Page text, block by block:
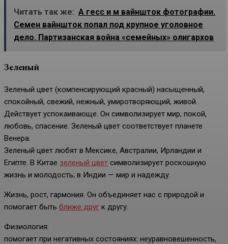
Читать так же: А гесс и м вайншток фотографии.
Семен вайншток попал под крупное уголовное
дело. Партизанская война «семейных» олигархов
Зеленый
Зеленый цвет (компенсирующий красный) насыщенный,
спокойный, свежий, нежный, умиротворяющий, живой.
Действует успокаивающе. Он символизирует мир, покой,
любовь, спасение. Зеленый цвет соответствует планете
Венера.
Зеленый цвет любят в Мексике, Австралии, Ирландии и
Египте. В Китае зеленый цвет символизирует роскошную
жизнь и молодость; в Индии — мир и надежду.
Жизнь, рост, гармония. Он объединяет нас с природой и
помогает быть ближе друг к другу.
Физиология:
помогает при негативных состояниях: неуравновешенность,